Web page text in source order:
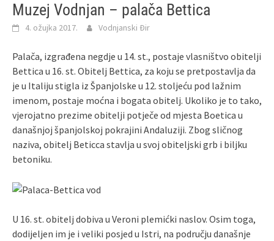
Muzej Vodnjan – palača Bettica
4. ožujka 2017. Vodnjanski Đir
Palača, izgrađena negdje u 14. st., postaje vlasništvo obitelji
Bettica u 16. st. Obitelj Bettica, za koju se pretpostavlja da
je u Italiju stigla iz Španjolske u 12. stoljeću pod lažnim
imenom, postaje moćna i bogata obitelj. Ukoliko je to tako,
vjerojatno prezime obitelji potječe od mjesta Boetica u
današnjoj španjolskoj pokrajini Andaluziji. Zbog sličnog
naziva, obitelj Beticca stavlja u svoj obiteljski grb i biljku
betoniku.
U 16. st. obitelj dobiva u Veroni plemićki naslov. Osim toga,
dodijeljen im je i veliki posjed u Istri, na području današnje